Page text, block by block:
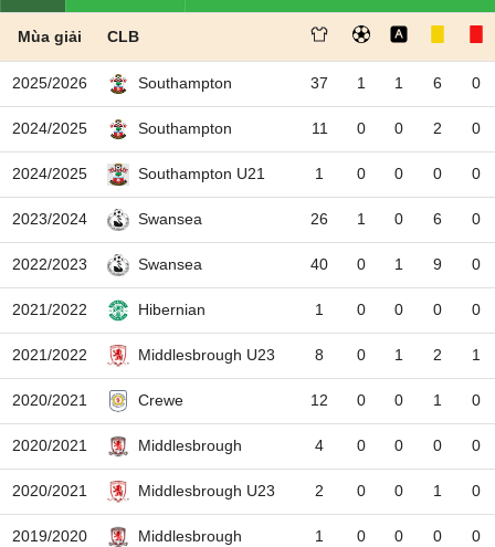
Mùa giải CLB
2025/2026 Southampton 37 1 1 6 0
2024/2025 Southampton 11 0 0 2 0
2024/2025 Southampton U21 1 0 0 0 0
2023/2024 Swansea 26 1 0 6 0
2022/2023 Swansea 40 0 1 9 0
2021/2022 Hibernian 1 0 0 0 0
2021/2022 Middlesbrough U23 8 0 1 2 1
2020/2021 Crewe 12 0 0 1 0
2020/2021 Middlesbrough 4 0 0 0 0
2020/2021 Middlesbrough U23 2 0 0 1 0
2019/2020 Middlesbrough 1 0 0 0 0